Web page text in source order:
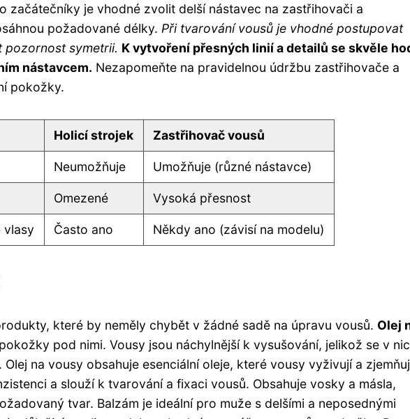
začátečníky je vhodné zvolit delší nástavec na zastřihovači a
požadované délky. Při tvarování vousů je vhodné postupovat
pozornost symetrii. K vytvoření přesných linií a detailů se skvěle
nástavcem. Nezapomeňte na pravidelnou údržbu zastřihovače a
pokožky.
Holicí strojek Zastřihovač vousů
Neumožňuje Umožňuje (různé nástavce)
Omezené Vysoká přesnost
vlasy Často ano Někdy ano (závisí na modelu)
které by neměly chybět v žádné sadě na úpravu vousů. Olej
pod nimi. Vousy jsou náchylnější k vysušování, jelikož se v
na vousy obsahuje esenciální oleje, které vousy vyživují a
a slouží k tvarování a fixaci vousů. Obsahuje vosky a másla,
tvar. Balzám je ideální pro muže s delšími a neposednými